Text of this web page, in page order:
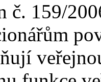
č. 159/